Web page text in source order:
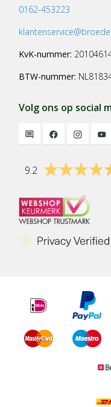
0162-453223
KvK-nummer:
BTW-nummer:
Volg ons op social
9.2